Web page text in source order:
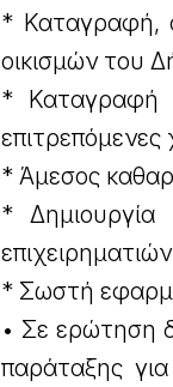
* Καταγραφή,
οικισμών του
* Καταγραφή
επιτρεπόμενες
* Άμεσος
* Δημιουργία
* Σωστή
• Σε ερώτηση
παράταξης